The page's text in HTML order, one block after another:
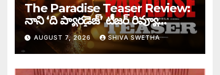
The Paradise Teaser Review:
నాని ‘ది ప్యారడైజ్’ టీజర్ రివ్యూ…
AUGUST 7, 2026 SHIVA SWETHA